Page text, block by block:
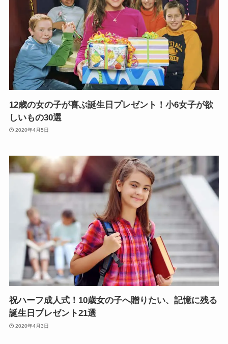
12歳の女の子が喜ぶ誕生日プレゼント！小6女子が欲
しいもの30選
2020年4月5日
祝ハーフ成人式！10歳女の子へ贈りたい、記憶に残る
誕生日プレゼント21選
2020年4月3日